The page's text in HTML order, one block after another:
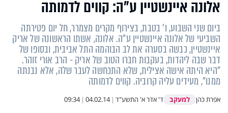
אלונה איינשטיין ע"ה: קווים לדמותה
ביום שני השבוע, ו' בטבת, בצירוף מקרים מצמרר, חל יום פטירתה
השביעי של אלונה איינשטיין ע"ה. אלונה, אשתו הראשונה של אריק
איינשטיין, כבשה בסערה את לב הבוהמה התל אביבית, ובסופו של
דבר שבה ליהדות, בעקבות חברו הטוב של אריק - הרב אורי זוהר.
"היא היתה אישה אצילית, שלא התכחשה לעבר שלה, אלא נבנתה
ממנו", מעידים עליה קרוביה. קווים לדמותה
אפרת כהן למעקב ד' אדר א' התשע"ד |
04.02.14
|
09:34